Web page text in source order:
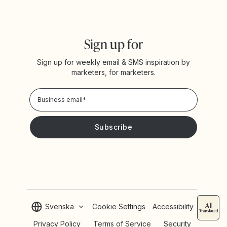
Sign up for
Sign up for weekly email & SMS inspiration by
marketers, for marketers.
Svenska
Terms of Service
Privacy Policy Security
Cookie Settings Accessibility